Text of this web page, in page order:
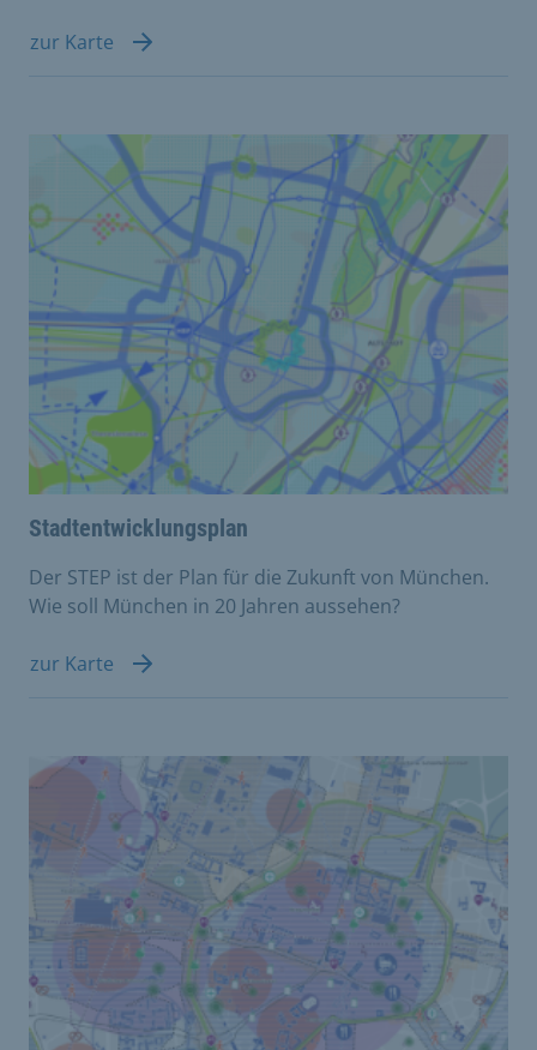
zur Karte
Stadtentwicklungsplan
Der STEP ist der Plan für die Zukunft von München.
Wie soll München in 20 Jahren aussehen?
zur Karte